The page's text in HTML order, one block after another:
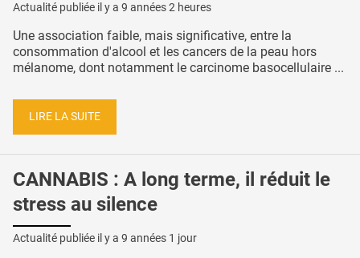
Actualité publiée il y a 9 années 2 heures
Une association faible, mais significative, entre la
consommation d'alcool et les cancers de la peau hors
mélanome, dont notamment le carcinome basocellulaire ...
LIRE LA SUITE
CANNABIS : A long terme, il réduit le
stress au silence
Actualité publiée il y a 9 années 1 jour